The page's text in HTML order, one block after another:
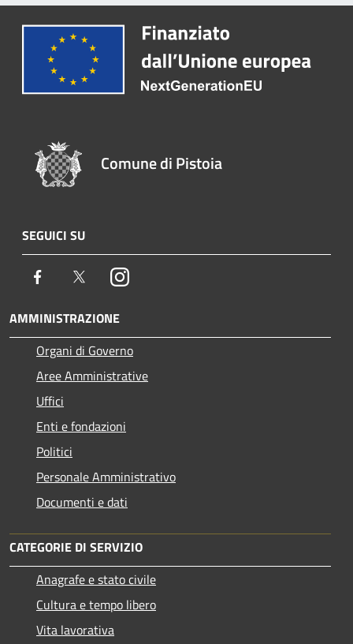
Comune di Pistoia
SEGUICI SU
Facebook TwitterInstagram
AMMINISTRAZIONE
Organi di Governo
Aree Amministrative
Uffici
Enti e fondazioni
Politici
Personale Amministrativo
Documenti e dati
CATEGORIE DI SERVIZIO
Anagrafe e stato civile
Cultura e tempo libero
Vita lavorativa